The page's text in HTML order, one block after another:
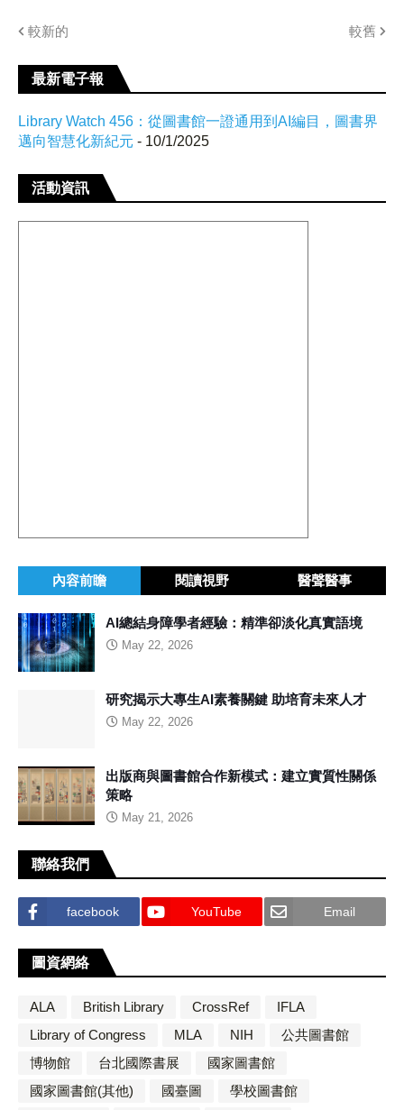
較新的 較舊
最新電子報
Library Watch 456：從圖書館一證通用到AI編目，圖書界
邁向智慧化新紀元 - 10/1/2025
活動資訊
內容前瞻 閱讀視野 醫聲醫事
AI總結身障學者經驗：精準卻淡化真實語境
May 22, 2026
研究揭示大專生AI素養關鍵 助培育未來人才
May 22, 2026
出版商與圖書館合作新模式：建立實質性關係
策略
May 21, 2026
聯絡我們
facebook YouTube Email
圖資網絡
ALA British Library CrossRef
IFLA
Library of Congress
MLA NIH
公共圖書館
博物館
台北國際書展
國家圖書館
國家圖書館(其他)
國臺圖
學校圖書館